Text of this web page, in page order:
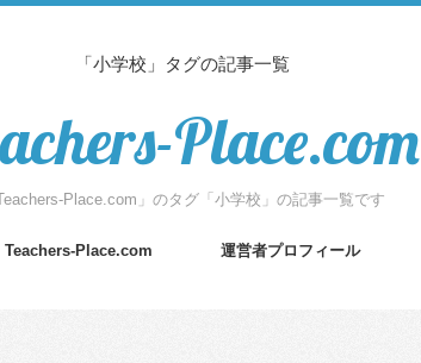
「小学校」タグの記事一覧
Place.com
Teachers-Place.com」のタグ「小学校」の記事一覧です
Teachers-Place.com 運営者プロフィール